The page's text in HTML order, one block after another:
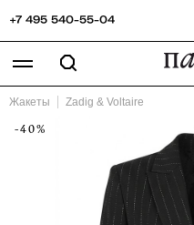
+7 495 540-55-04
Жакеты Zadig & Voltaire
-40%